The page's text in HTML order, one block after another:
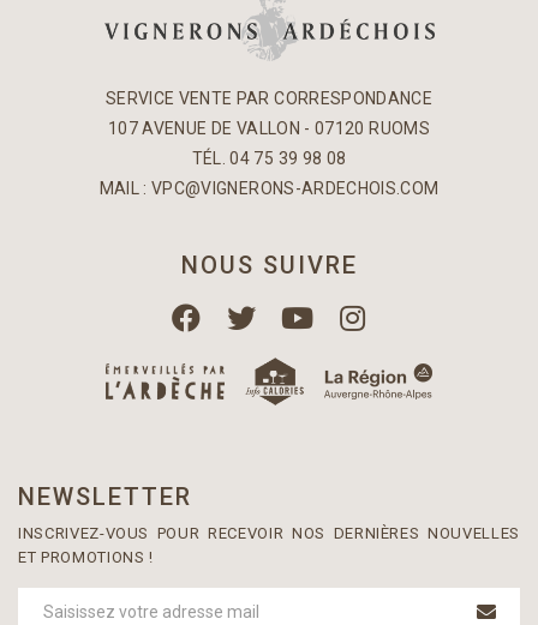
SERVICE VENTE PAR CORRESPONDANCE
107 AVENUE DE VALLON - 07120 RUOMS
TÉL. 04 75 39 98 08
MAIL : VPC@VIGNERONS-ARDECHOIS.COM
NOUS SUIVRE
NEWSLETTER
INSCRIVEZ-VOUS POUR RECEVOIR NOS DERNIÈRES NOUVELLES
ET PROMOTIONS !